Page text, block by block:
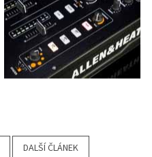
DALŠÍ ČLÁNEK